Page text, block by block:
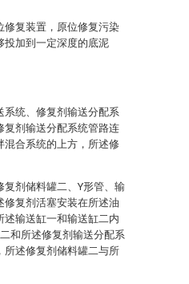
复装置，原位修复污染
投加到一定深度的底泥
系统、修复剂输送分配系
复剂输送分配系统管路连
混合系统的上方，所述修
剂储料罐二、Y形管、输
复剂活塞安装在所述油
输送缸一和输送缸二内
和所述修复剂输送分配系
所述修复剂储料罐二与所